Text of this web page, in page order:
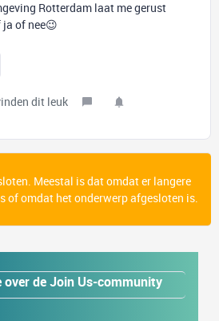
Rotterdam laat me gerust
of nee😉
dit leuk
Meestal is dat omdat er langere
of omdat het onderwerp afgesloten is.
over de Join Us-community